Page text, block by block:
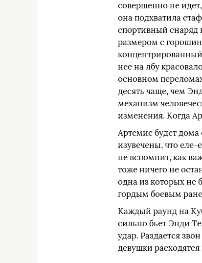
совершенно не
она подхватила
спортивный снаряд
размером с
концентрированный
нее на лбу
основном
десять чаще, чем
механизм
изменения. Когда
Артемис будет дома
изувечены, что
не вспомнит, как
тоже ничего не
одна из которых не
гордым боевым
Каждый раунд на
сильно бьет Энди
удар. Раздается
девушки